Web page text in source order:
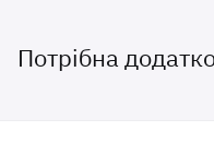
Потрібна